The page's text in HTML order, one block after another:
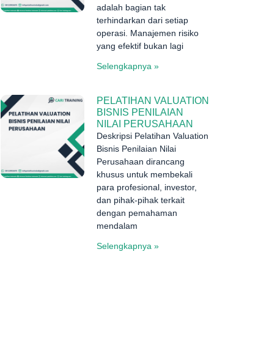
adalah bagian tak
terhindarkan dari setiap
operasi. Manajemen risiko
yang efektif bukan lagi
Selengkapnya »
PELATIHAN VALUATION
BISNIS PENILAIAN
NILAI PERUSAHAAN
Deskripsi Pelatihan Valuation
Bisnis Penilaian Nilai
Perusahaan dirancang
khusus untuk membekali
para profesional, investor,
dan pihak-pihak terkait
dengan pemahaman
mendalam
Selengkapnya »